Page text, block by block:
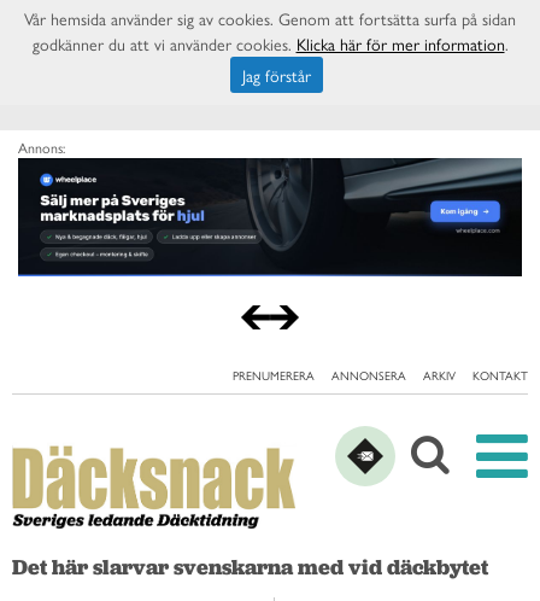
Annons:
PRENUMERERA ANNONSERA ARKIV KONTAKT
Det här slarvar svenskarna med vid däckbytet
Vår hemsida använder sig av cookies. Genom att fortsätta surfa på sidan
godkänner du att vi använder cookies. Klicka här för mer information.
Jag förstår